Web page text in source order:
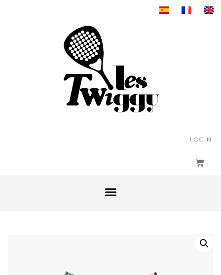
LOG IN